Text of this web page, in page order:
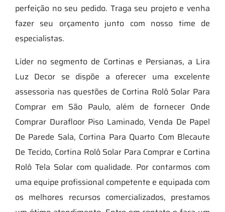
perfeição no seu pedido. Traga seu projeto e venha
fazer seu orçamento junto com nosso time de
especialistas.
Líder no segmento de Cortinas e Persianas, a Lira
Luz Decor se dispõe a oferecer uma excelente
assessoria nas questões de Cortina Rolô Solar Para
Comprar em São Paulo, além de fornecer Onde
Comprar Durafloor Piso Laminado, Venda De Papel
De Parede Sala, Cortina Para Quarto Com Blecaute
De Tecido, Cortina Rolô Solar Para Comprar e Cortina
Rolô Tela Solar com qualidade. Por contarmos com
uma equipe profissional competente e equipada com
os melhores recursos comercializados, prestamos